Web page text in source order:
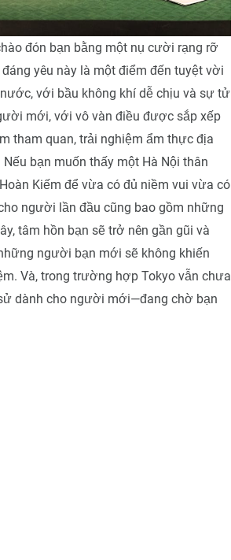
đón bạn bằng một nụ cười rạng rỡ
yêu này là một điểm đến tuyệt vời
với bầu không khí dễ chịu và sự tử
mới, với vô vàn điều được sắp xếp
tham quan, trải nghiệm ẩm thực địa
bạn muốn thấy một Hà Nội thân
Kiếm để vừa có đủ niềm vui vừa có
người lần đầu cũng bao gồm những
tâm hồn bạn sẽ trở nên gần gũi và
người bạn mới sẽ không khiến
Và, trong trường hợp Tokyo vẫn chưa
dành cho người mới—đang chờ bạn